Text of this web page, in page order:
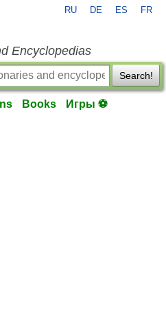
RU DE ES FR
Encyclopedias
Search!
Books Игры ⚽